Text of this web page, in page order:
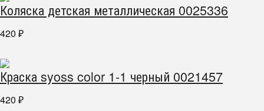
Коляска детская металлическая 0025336
420 ₽
Краска syoss color 1-1 черный 0021457
420 ₽